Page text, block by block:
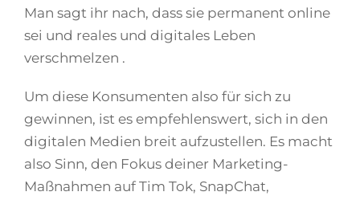
Man sagt ihr nach, dass sie permanent online
sei und reales und digitales Leben
verschmelzen .
Um diese Konsumenten also für sich zu
gewinnen, ist es empfehlenswert, sich in den
digitalen Medien breit aufzustellen. Es macht
also Sinn, den Fokus deiner Marketing-
Maßnahmen auf Tim Tok, SnapChat,